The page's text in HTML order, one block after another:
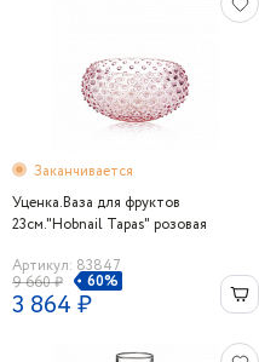
Заканчивается
Уценка.Ваза для фруктов
23см."Hobnail Tapas" розовая
Артикул: 83847
9 660 ₽
60%
3 864 ₽